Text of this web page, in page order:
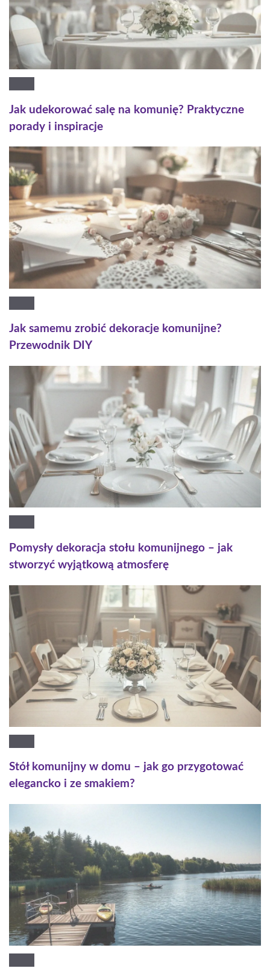
Jak udekorować salę na komunię? Praktyczne
porady i inspiracje
Jak samemu zrobić dekoracje komunijne?
Przewodnik DIY
Pomysły dekoracja stołu komunijnego – jak
stworzyć wyjątkową atmosferę
Stół komunijny w domu – jak go przygotować
elegancko i ze smakiem?